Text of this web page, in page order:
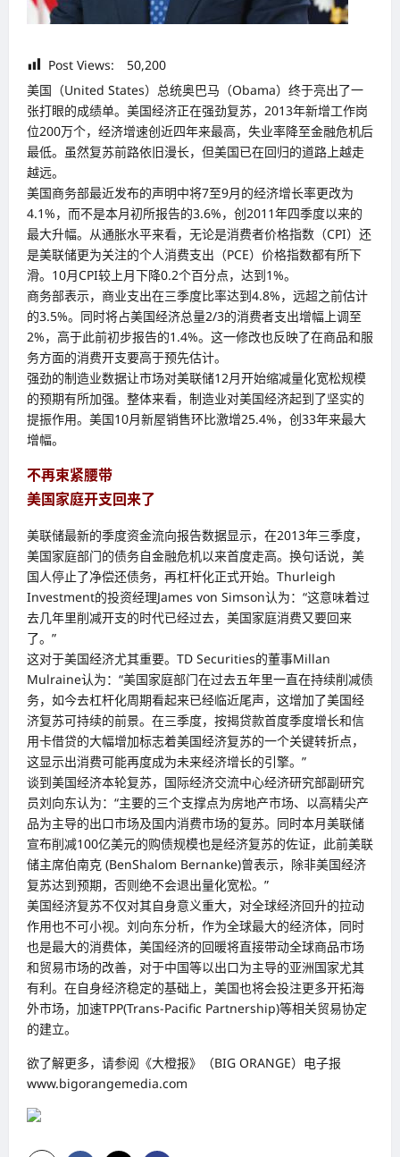
Post Views:
50,200
美国（United States）总统奥巴马（Obama）终于亮出了一
张打眼的成绩单。美国经济正在强劲复苏，2013年新增工作岗
位200万个，经济增速创近四年来最高，失业率降至金融危机后
最低。虽然复苏前路依旧漫长，但美国已在回归的道路上越走
越远。
美国商务部最近发布的声明中将7至9月的经济增长率更改为
4.1%，而不是本月初所报告的3.6%，创2011年四季度以来的
最大升幅。从通胀水平来看，无论是消费者价格指数（CPI）还
是美联储更为关注的个人消费支出（PCE）价格指数都有所下
滑。10月CPI较上月下降0.2个百分点，达到1%。
商务部表示，商业支出在三季度比率达到4.8%，远超之前估计
的3.5%。同时将占美国经济总量2/3的消费者支出增幅上调至
2%，高于此前初步报告的1.4%。这一修改也反映了在商品和服
务方面的消费开支要高于预先估计。
强劲的制造业数据让市场对美联储12月开始缩减量化宽松规模
的预期有所加强。整体来看，制造业对美国经济起到了坚实的
提振作用。美国10月新屋销售环比激增25.4%，创33年来最大
增幅。
不再束紧腰带
美国家庭开支回来了
美联储最新的季度资金流向报告数据显示，在2013年三季度，
美国家庭部门的债务自金融危机以来首度走高。换句话说，美
国人停止了净偿还债务，再杠杆化正式开始。Thurleigh
Investment的投资经理James von Simson认为：“这意味着过
去几年里削减开支的时代已经过去，美国家庭消费又要回来
了。”
这对于美国经济尤其重要。TD Securities的董事Millan
Mulraine认为：“美国家庭部门在过去五年里一直在持续削减债
务，如今去杠杆化周期看起来已经临近尾声，这增加了美国经
济复苏可持续的前景。在三季度，按揭贷款首度季度增长和信
用卡借贷的大幅增加标志着美国经济复苏的一个关键转折点，
这显示出消费可能再度成为未来经济增长的引擎。”
谈到美国经济本轮复苏，国际经济交流中心经济研究部副研究
员刘向东认为：“主要的三个支撑点为房地产市场、以高精尖产
品为主导的出口市场及国内消费市场的复苏。同时本月美联储
宣布削减100亿美元的购债规模也是经济复苏的佐证，此前美联
储主席伯南克 (BenShalom Bernanke)曾表示，除非美国经济
复苏达到预期，否则绝不会退出量化宽松。”
美国经济复苏不仅对其自身意义重大，对全球经济回升的拉动
作用也不可小视。刘向东分析，作为全球最大的经济体，同时
也是最大的消费体，美国经济的回暖将直接带动全球商品市场
和贸易市场的改善，对于中国等以出口为主导的亚洲国家尤其
有利。在自身经济稳定的基础上，美国也将会投注更多开拓海
外市场，加速TPP(Trans-Pacific Partnership)等相关贸易协定
的建立。
欲了解更多，请参阅《大橙报》（BIG ORANGE）电子报
www.bigorangemedia.com